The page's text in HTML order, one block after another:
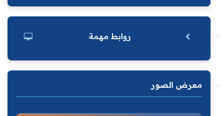
روابط مهمة
معرض الصور